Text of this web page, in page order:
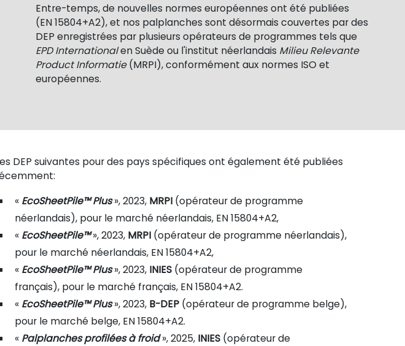
Entre-temps, de nouvelles normes européennes ont été publiées
(EN15804+A2), et nos palplanches sont désormais couvertes par des
DEP enregistrées par plusieurs opérateurs de programmes tels que
EPD Internationalen Suède ou l'institut néerlandais Milieu Relevante
Product Informatie(MRPI), conformément aux normes ISO et
européennes.
DEP suivantes pour des pays spécifiques ont également été publiées
« EcoSheetPile™ Plus», 2023, MRPI(opérateur de programme
néerlandais), pour le marché néerlandais, EN 15804+A2,
« EcoSheetPile™», 2023, MRPI(opérateur de programme néerlandais),
pour le marché néerlandais, EN 15804+A2,
« EcoSheetPile™ Plus», 2023, INIES(opérateur de programme
français), pour le marché français, EN 15804+A2.
« EcoSheetPile™ Plus», 2023, B-DEP (opérateur de programme belge),
pour le marché belge, EN 15804+A2.
« Palplanches profilées à froid», 2025, INIES(opérateur de